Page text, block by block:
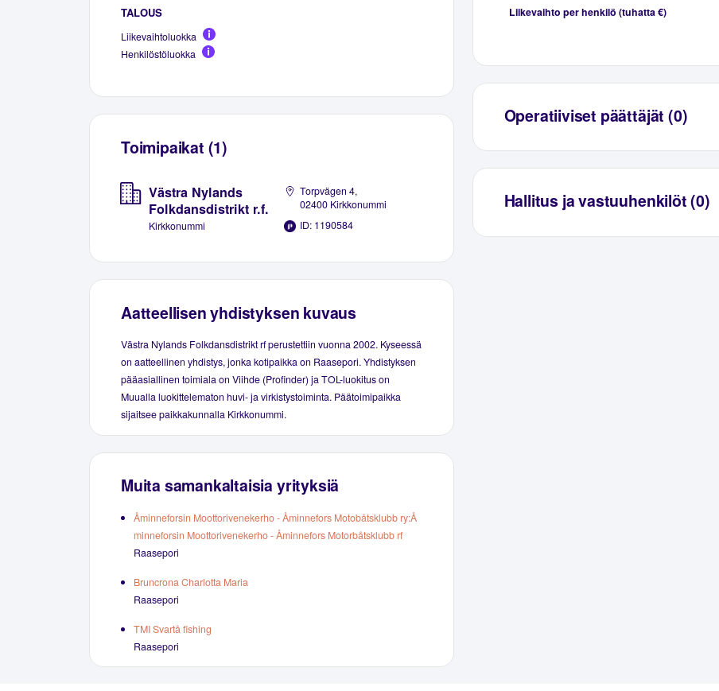
TALOUS
Liikevaihtoluokka
Henkilöstöluokka
Toimipaikat (1)
Västra Nylands
Folkdansdistrikt r.f.
Kirkkonummi
Torpvägen 4,
02400 Kirkkonummi
ID: 1190584
Aatteellisen yhdistyksen kuvaus
Västra Nylands Folkdansdistrikt rf perustettiin vuonna 2002. Kyseessä
on aatteellinen yhdistys, jonka kotipaikka on Raasepori. Yhdistyksen
pääasiallinen toimiala on Viihde (Profinder) ja TOL-luokitus on
Muualla luokittelematon huvi- ja virkistystoiminta. Päätoimipaikka
sijaitsee paikkakunnalla Kirkkonummi.
Muita samankaltaisia yrityksiä
Åminneforsin Moottorivenekerho - Åminnefors Motobåtsklubb ry:Å
minneforsin Moottorivenekerho - Åminnefors Motorbåtsklubb rf
Raasepori
Bruncrona Charlotta Maria
Raasepori
TMI Svartå fishing
Raasepori
Liikevaihto per henkilö (tuhatta €)
Operatiiviset päättäjät (0)
Hallitus ja vastuuhenkilöt (0)